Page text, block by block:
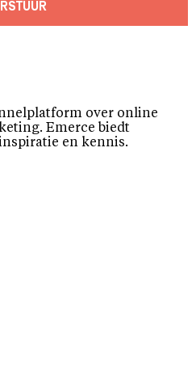
over online
Emerce biedt
en kennis.